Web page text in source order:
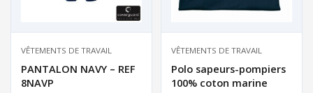
VÊTEMENTS DE TRAVAIL
PANTALON NAVY – REF
8NAVP
VÊTEMENTS DE TRAVAIL
Polo sapeurs-pompiers
100% coton marine